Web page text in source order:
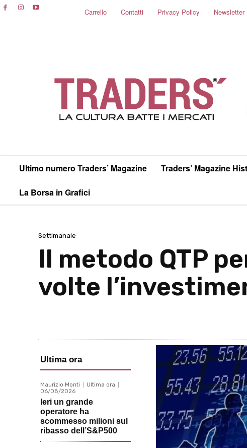
Carrello Contatti Privacy Policy Newsletter
Ultimo numero Traders’ Magazine Traders’ Magazine
La Borsa in Grafici
Settimanale
Il metodo QTP
volte
Ultima ora
Maurizio Monti
Ultima ora
06/08/2026
Ieri un grande
operatore ha
scommesso milioni sul
ribasso dell’S&P500